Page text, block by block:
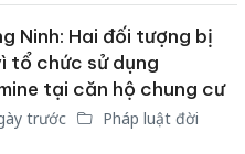
Ninh: Hai đối tượng bị
tổ chức sử dụng
tại căn hộ chung cư
trước
Pháp luật đời